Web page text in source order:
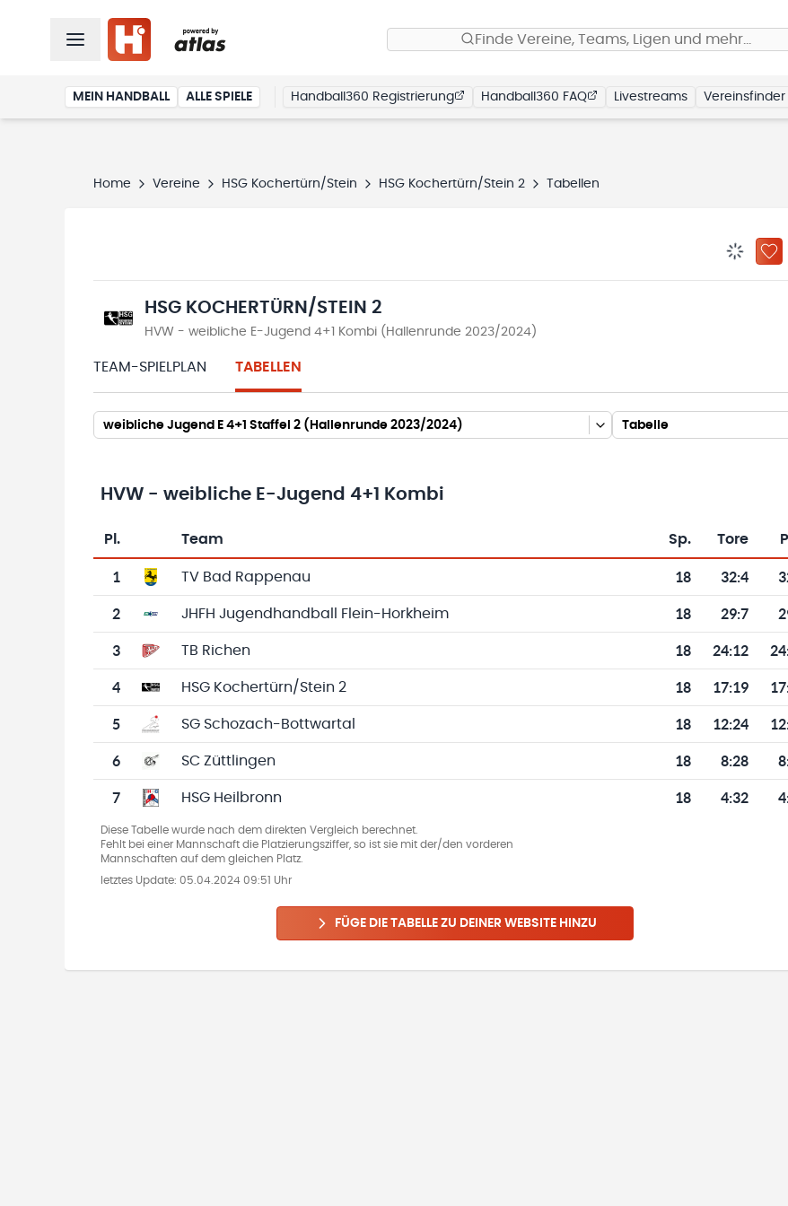
Finde Vereine, Teams, Ligen und mehr…
MEIN HANDBALL ALLE SPIELE Handball360 Registrierung Handball360 FAQ Livestreams Vereinsfinder
Home Vereine HSG Kochertürn/Stein HSG Kochertürn/Stein 2 Tabellen
HSG KOCHERTÜRN/STEIN 2
HVW - weibliche E-Jugend 4+1 Kombi (Hallenrunde 2023/2024)
TEAM-SPIELPLAN TABELLEN
weibliche Jugend E 4+1 Staffel 2 (Hallenrunde 2023/2024) Tabelle
HVW - weibliche E-Jugend 4+1 Kombi
Tabelle mit Vereinsplatzierungen, Spielen, Toren und Punkten
Pl. Team Sp. Tore
1 TV Bad Rappenau 18 32:4
2 JHFH Jugendhandball Flein-Horkheim 18 29:7
3 TB Richen 18 24:12
4 HSG Kochertürn/Stein 2 18 17:19
5 SG Schozach-Bottwartal 18 12:24
6 SC Züttlingen 18 8:28
7 HSG Heilbronn 18 4:32
Diese Tabelle wurde nach dem direkten Vergleich berechnet.
Fehlt bei einer Mannschaft die Platzierungsziffer, so ist sie mit der/den vorderen
Mannschaften auf dem gleichen Platz.
letztes Update: 05.04.2024 09:51 Uhr
FÜGE DIE TABELLE ZU DEINER WEBSITE HINZU